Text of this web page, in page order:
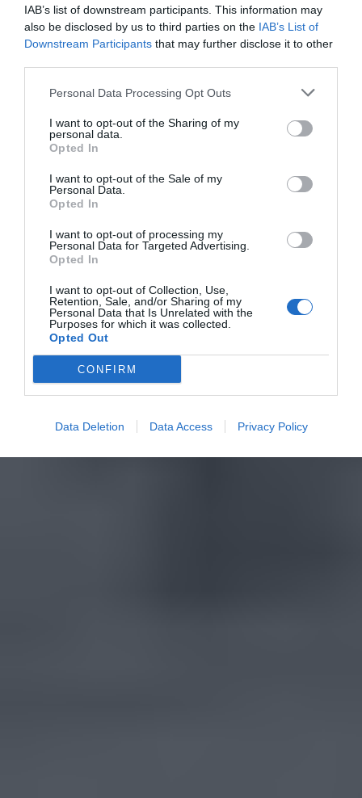
IAB’s list of downstream participants. This information may
also be disclosed by us to third parties on the IAB’s List of
Downstream Participants that may further disclose it to other
Personal Data Processing Opt Outs
I want to opt-out of the Sharing of my
personal data.
Opted In
I want to opt-out of the Sale of my
Personal Data.
Opted In
I want to opt-out of processing my
Personal Data for Targeted Advertising.
Opted In
I want to opt-out of Collection, Use,
Retention, Sale, and/or Sharing of my
Personal Data that Is Unrelated with the
Purposes for which it was collected.
Opted Out
CONFIRM
Data Deletion Data Access Privacy Policy